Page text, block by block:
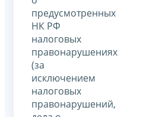
предусмотренных
НК РФ
налоговых
правонарушениях
(за
исключением
налоговых
правонарушений,